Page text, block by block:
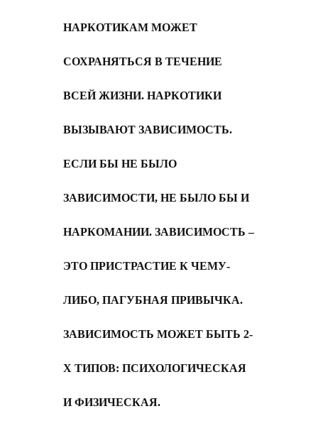
НАРКОТИКАМ МОЖЕТ
СОХРАНЯТЬСЯ В ТЕЧЕНИЕ
ВСЕЙ ЖИЗНИ. НАРКОТИКИ
ВЫЗЫВАЮТ ЗАВИСИМОСТЬ.
ЕСЛИ БЫ НЕ БЫЛО
ЗАВИСИМОСТИ, НЕ БЫЛО БЫ И
НАРКОМАНИИ. ЗАВИСИМОСТЬ –
ЭТО ПРИСТРАСТИЕ К ЧЕМУ-
ЛИБО, ПАГУБНАЯ ПРИВЫЧКА.
ЗАВИСИМОСТЬ МОЖЕТ БЫТЬ 2-
Х ТИПОВ: ПСИХОЛОГИЧЕСКАЯ
И ФИЗИЧЕСКАЯ.